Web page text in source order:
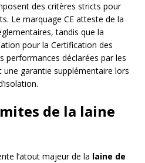
des critères stricts pour
Le marquage CE atteste de la
tandis que la
pour la Certification des
performances déclarées par les
garantie supplémentaire lors
de la laine
l’atout majeur de la laine de